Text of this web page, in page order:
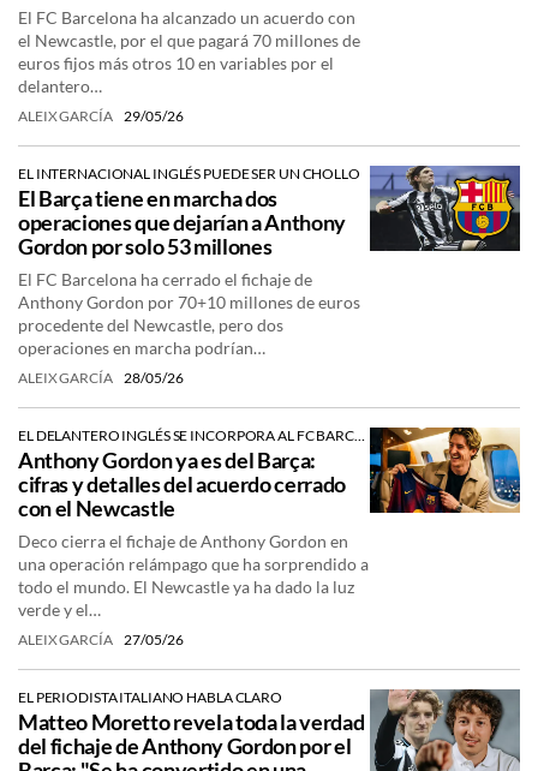
El FC Barcelona ha alcanzado un acuerdo con
el Newcastle, por el que pagará 70 millones de
euros fijos más otros 10 en variables por el
delantero…
ALEIX GARCÍA 29/05/26
EL INTERNACIONAL INGLÉS PUEDE SER UN CHOLLO
El Barça tiene en marcha dos
operaciones que dejarían a Anthony
Gordon por solo 53 millones
El FC Barcelona ha cerrado el fichaje de
Anthony Gordon por 70+10 millones de euros
procedente del Newcastle, pero dos
operaciones en marcha podrían…
ALEIX GARCÍA 28/05/26
EL DELANTERO INGLÉS SE INCORPORA AL FC BARCELONA
Anthony Gordon ya es del Barça:
cifras y detalles del acuerdo cerrado
con el Newcastle
Deco cierra el fichaje de Anthony Gordon en
una operación relámpago que ha sorprendido a
todo el mundo. El Newcastle ya ha dado la luz
verde y el…
ALEIX GARCÍA 27/05/26
EL PERIODISTA ITALIANO HABLA CLARO
Matteo Moretto revela toda la verdad
del fichaje de Anthony Gordon por el